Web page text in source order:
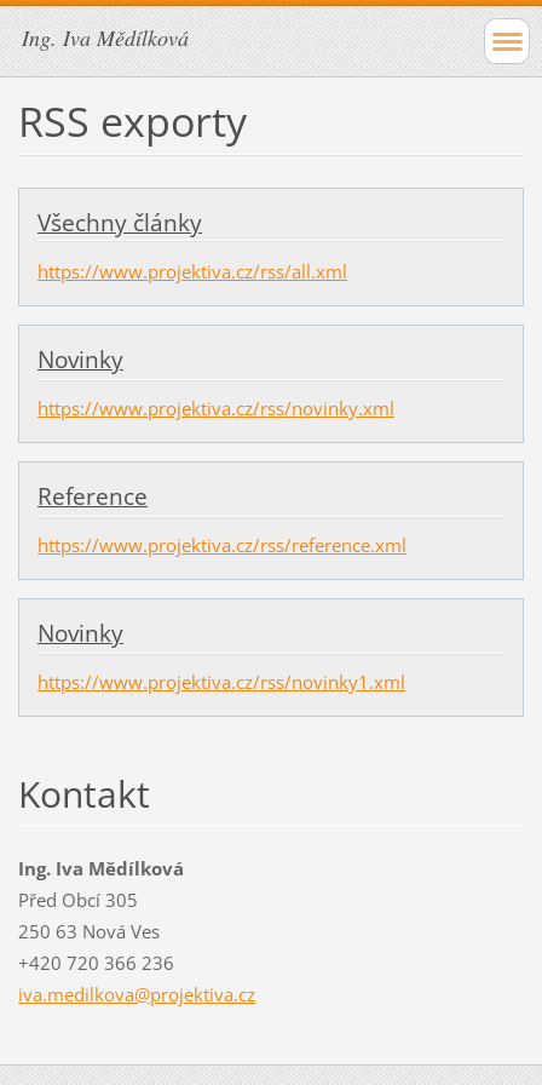
Ing. Iva Mědílková
RSS exporty
Všechny články
https://www.projektiva.cz/rss/all.xml
Novinky
https://www.projektiva.cz/rss/novinky.xml
Reference
https://www.projektiva.cz/rss/reference.xml
Novinky
https://www.projektiva.cz/rss/novinky1.xml
Kontakt
Ing. Iva Mědílková
Před Obcí 305
250 63 Nová Ves
+420 720 366 236
iva.medilkova@projektiva.cz